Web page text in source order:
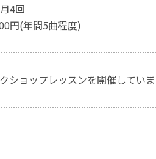
4回
円(年間5曲程度)
ョップレッスンを開催していま